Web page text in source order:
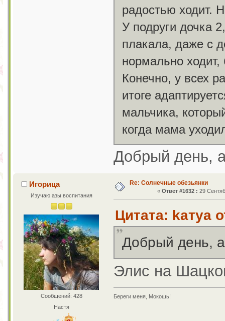
радостью ходит.
У подруги дочка
плакала, даже с
нормально ходит,
Конечно, у всех
итоге
мальчика,
когда мама
Добрый день,
Игорица
Изучаю азы воспитания
Сообщений: 428
Настя
Re: Солнечные обезьянки
«Ответ #1632 : 29
Цитата: kaтya
Добрый день,
Элис на
Береги меня, Мокошь!